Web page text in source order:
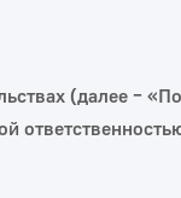
(далее –